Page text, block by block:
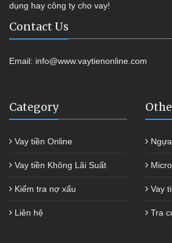
dụng hay công ty cho vay!
Contact Us
Email: info@www.vaytienonline.com
Category
Vay tiền Online
Vay tiền Không Lãi Suất
Kiểm tra nợ xấu
Liên hệ
Vay
Tra